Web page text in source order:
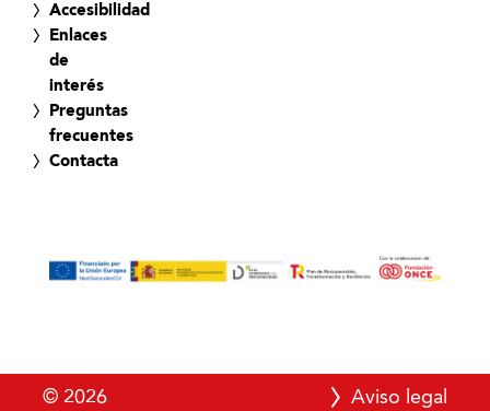
Accesibilidad
Enlaces
de
interés
Preguntas
frecuentes
Contacta
© 2026 Aviso legal